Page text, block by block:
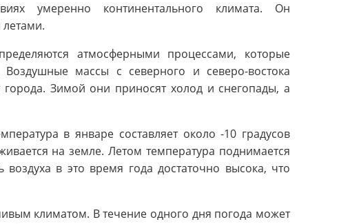
умеренно континентального климата. Он
атмосферными процессами, которые
массы с северного и северо-востока
Зимой они приносят холод и снегопады, а
в январе составляет около -10 градусов
на земле. Летом температура поднимается
в это время года достаточно высока, что
климатом. В течение одного дня погода может